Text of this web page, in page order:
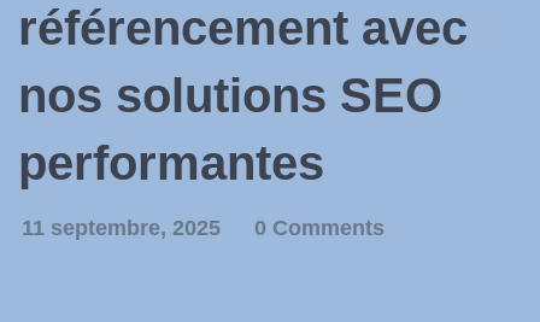
référencement avec
nos solutions SEO
performantes
11 septembre, 2025 0 Comments